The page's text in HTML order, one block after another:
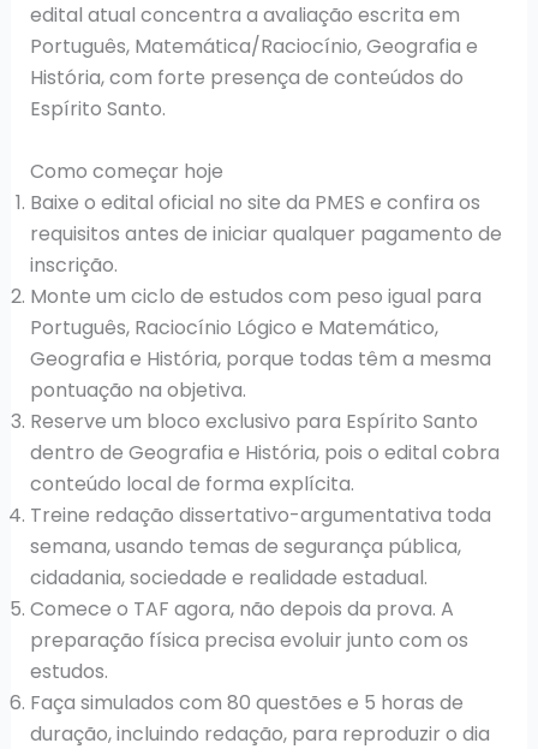
edital atual concentra a avaliação escrita em
Português, Matemática/Raciocínio, Geografia e
História, com forte presença de conteúdos do
Espírito Santo.
Como começar hoje
Baixe o edital oficial no site da PMES e confira os
requisitos antes de iniciar qualquer pagamento de
inscrição.
Monte um ciclo de estudos com peso igual para
Português, Raciocínio Lógico e Matemático,
Geografia e História, porque todas têm a mesma
pontuação na objetiva.
Reserve um bloco exclusivo para Espírito Santo
dentro de Geografia e História, pois o edital cobra
conteúdo local de forma explícita.
Treine redação dissertativo-argumentativa toda
semana, usando temas de segurança pública,
cidadania, sociedade e realidade estadual.
Comece o TAF agora, não depois da prova. A
preparação física precisa evoluir junto com os
estudos.
Faça simulados com 80 questões e 5 horas de
duração, incluindo redação, para reproduzir o dia